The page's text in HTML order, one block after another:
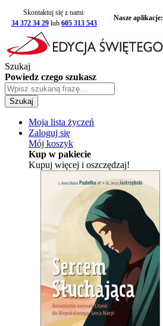
Skontaktuj się z nami:
34 372 34 29 lub 605 313 543
Nasze aplikacje:
Szukaj
Powiedz czego szukasz
Szukaj
Moja lista życzeń
Zaloguj się
Mój koszyk
Kup w pakiecie
Kupuj więcej i oszczędzaj!